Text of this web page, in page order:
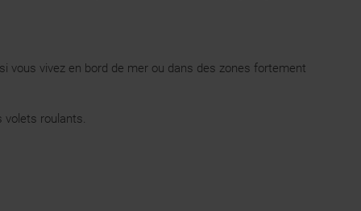
vous vivez en bord de mer ou dans des zones fortement
volets roulants.